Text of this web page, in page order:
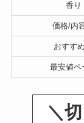
香り
価格/内
おすす
最安値ペ
＼